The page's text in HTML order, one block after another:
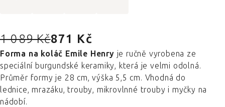
1 089 Kč871 Kč
Forma na koláč Emile Henry je ručně vyrobena ze
speciální burgundské keramiky, která je velmi odolná.
Průměr formy je 28 cm, výška 5,5 cm. Vhodná do
lednice, mrazáku, trouby, mikrovlnné trouby i myčky na
nádobí.